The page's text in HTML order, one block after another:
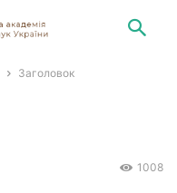
Заголовок
1008